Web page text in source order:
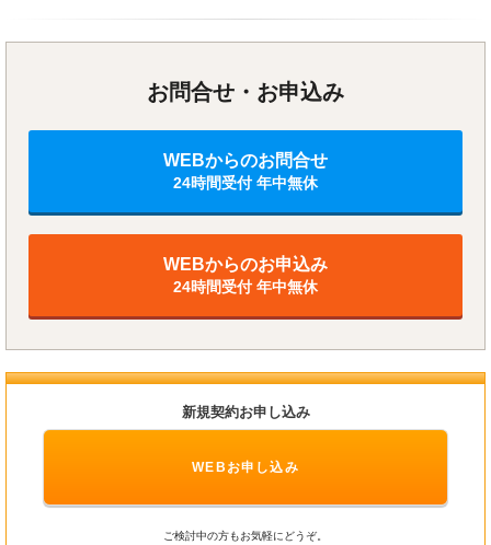
お問合せ・お申込み
WEBからのお問合せ
24時間受付 年中無休
WEBからのお申込み
24時間受付 年中無休
新規契約お申し込み
WEBお申し込み
ご検討中の方もお気軽にどうぞ。